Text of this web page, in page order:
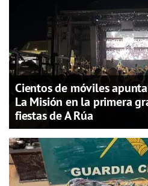
Cientos de móviles
La Misión en la primera
fiestas de A Rúa